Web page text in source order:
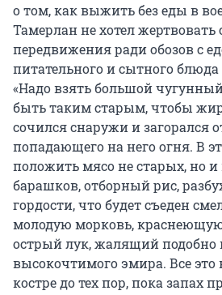
о том, как выжить без еды в
Тамерлан не хотел жертвовать
передвижения ради обозов с
питательного и сытного
«Надо взять большой
быть таким старым, чтобы
сочился снаружи и загорался
попадающего на него огня. В
положить мясо не старых, но
барашков, отборный рис,
гордости, что будет съеден
молодую морковь,
острый лук, жалящий подобно
высокочтимого эмира. Все это
костре до тех пор, пока запах